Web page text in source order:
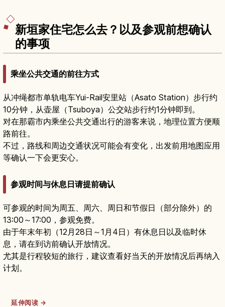
新垣家住宅怎么去？以及参观前想确认
的事项
乘坐公共交通的前往方式
从冲绳都市单轨电车Yui-Rail安里站（Asato Station）步行约
10分钟，从壶屋（Tsuboya）公交站步行约1分钟即到。
对在那霸市内乘坐公共交通出行的游客来说，地理位置方便顺
路前往。
不过，路线和周边交通状况可能会有变化，出发前用地图应用
等确认一下会更安心。
参观时间与休息日请提前确认
可参观的时间为周五、周六、周日和节假日（部分除外）的
13:00～17:00，参观免费。
由于年末年初（12月28日～1月4日）有休息日以及临时休
息，请在到访前确认开放情况。
尤其是行程较短的旅行，建议查看好当天的开放情况后再纳入
计划。
延伸阅读 →